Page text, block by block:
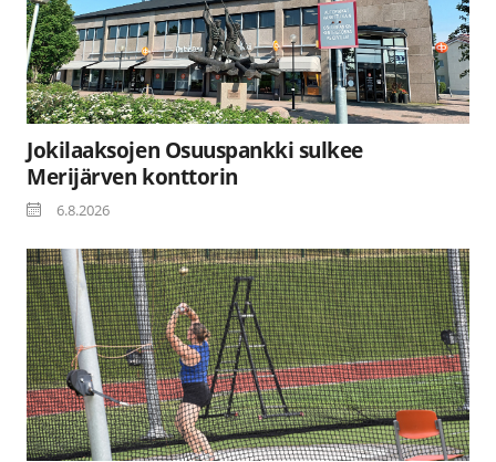
Jokilaaksojen Osuuspankki sulkee
Merijärven konttorin
6.8.2026